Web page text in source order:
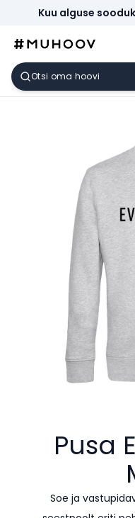
Kuu alguse
Pusa
Soe ja